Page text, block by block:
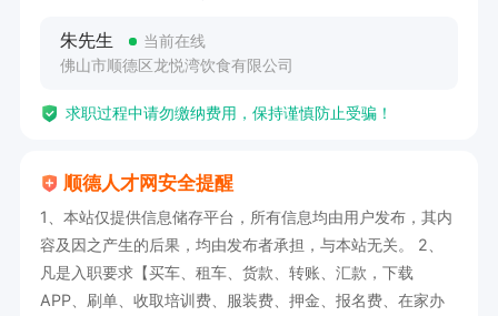
朱先生
当前在线
佛山市顺德区龙悦湾饮食有限公司
求职过程中请勿缴纳费用，保持谨慎防止受骗！
顺德人才网安全提醒
1、本站仅提供信息储存平台，所有信息均由用户发布，其内
容及因之产生的后果，均由发布者承担，与本站无关。 2、
凡是入职要求【买车、租车、货款、转账、汇款，下载
APP、刷单、收取培训费、服装费、押金、报名费、在家办